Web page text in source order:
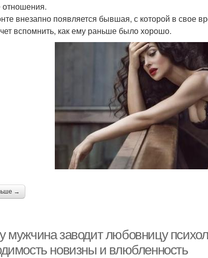
внезапно появляется бывшая, с которой в свое
вспомнить, как ему раньше было хорошо.
→
мужчина заводит любовницу
новизны и влюбленность